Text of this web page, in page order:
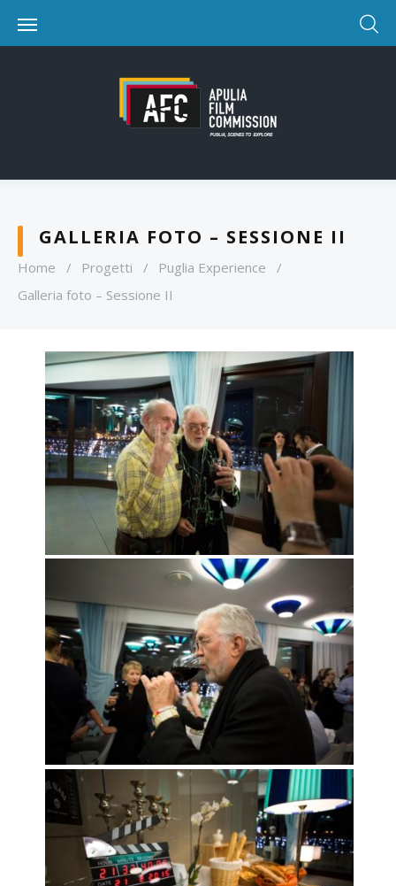
GALLERIA FOTO – SESSIONE II
Home / Progetti / Puglia Experience
/
Galleria foto – Sessione II